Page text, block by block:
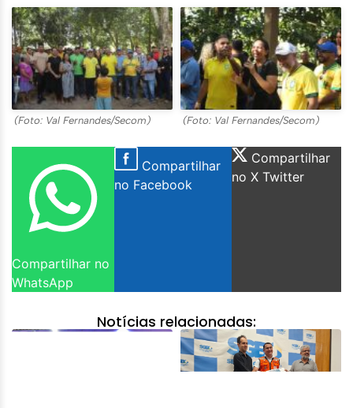
(Foto: Val Fernandes/Secom) (Foto: Val Fernandes/Secom)
Compartilhar no
WhatsApp
Compartilhar
no Facebook
Compartilhar
no X Twitter
Notícias relacionadas: